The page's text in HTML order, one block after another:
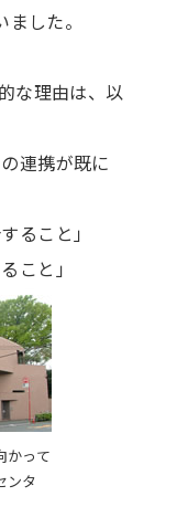
した。
な理由は、以
連携が既に
ること」
こと」
かって
ンタ